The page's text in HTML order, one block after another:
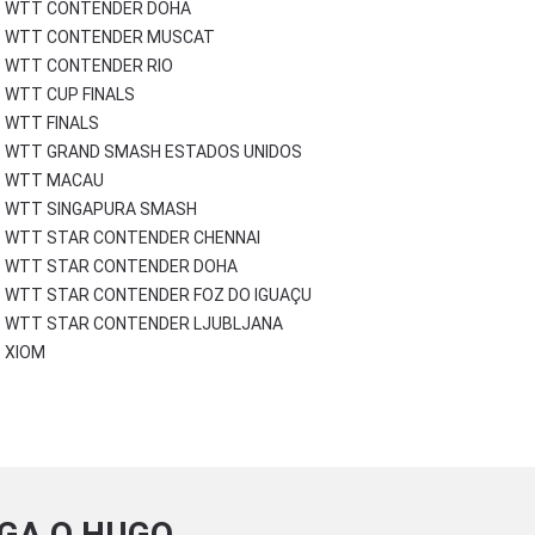
WTT CONTENDER DOHA
WTT CONTENDER MUSCAT
WTT CONTENDER RIO
WTT CUP FINALS
WTT FINALS
WTT GRAND SMASH ESTADOS UNIDOS
WTT MACAU
WTT SINGAPURA SMASH
WTT STAR CONTENDER CHENNAI
WTT STAR CONTENDER DOHA
WTT STAR CONTENDER FOZ DO IGUAÇU
WTT STAR CONTENDER LJUBLJANA
XIOM